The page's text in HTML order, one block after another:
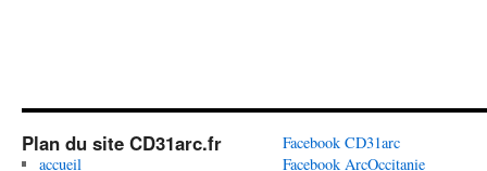
Plan du site CD31arc.fr
accueil
Facebook CD31arc
Facebook ArcOccitanie